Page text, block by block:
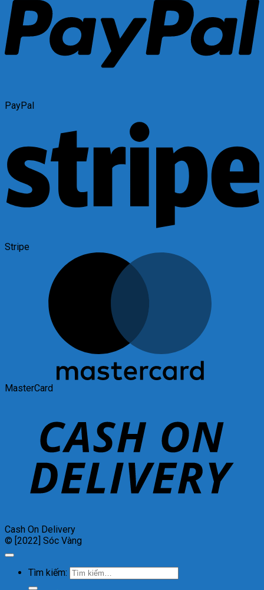
PayPal
Stripe
MasterCard
Cash On Delivery
© [2022] Sóc Vàng
Tìm kiếm: